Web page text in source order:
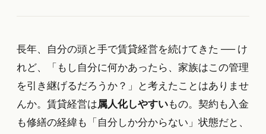
長年、自分の頭と手で賃貸経営を続けてきた ── け
れど、「もし自分に何かあったら、家族はこの管理
を引き継げるだろうか？」と考えたことはありませ
んか。賃貸経営は属人化しやすいもの。契約も入金
も修繕の経緯も「自分しか分からない」状態だと、